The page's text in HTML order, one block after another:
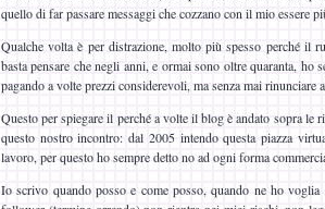
quello di far passare messaggi che cozzano con il mio essere
Qualche volta è per distrazione, molto più spesso perché il
basta pensare che negli anni, e ormai sono oltre quaranta, ho
pagando a volte prezzi considerevoli, ma senza mai rinunciare
Questo per spiegare il perché a volte il blog è andato sopra le
questo nostro incontro: dal 2005 intendo questa piazza
lavoro, per questo ho sempre detto no ad ogni forma
Io scrivo quando posso e come posso, quando ne ho